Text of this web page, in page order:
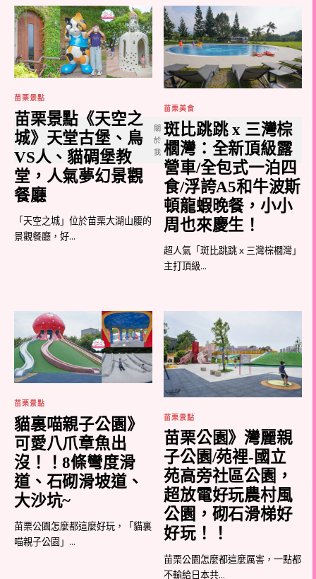
苗栗景點
苗栗景點《天空之
城》天堂古堡、鳥
VS人、貓碉堡教
堂，人氣夢幻景觀
餐廳
「天空之城」位於苗栗大湖山腰的
景觀餐廳，好...
苗栗美食
斑比跳跳 x 三灣棕
櫚灣：全新頂級露
營車/全包式一泊四
食/浮誇A5和牛波斯
頓龍蝦晚餐，小小
周也來慶生！
超人氣「斑比跳跳 x 三灣棕櫚灣」
主打頂級...
苗栗景點
貓裏喵親子公園》
可愛八爪章魚出
沒！！8條彎度滑
道、石砌滑坡道、
大沙坑~
苗栗公園怎麼都這麼好玩，「貓裏
喵親子公園」...
苗栗景點
苗栗公園》灣麗親
子公園/苑裡-國立
苑高旁社區公園，
超放電好玩農村風
公園，砌石滑梯好
好玩！！
苗栗公園怎麼都這麼厲害，一點都
不輸給日本共...
關
於
我